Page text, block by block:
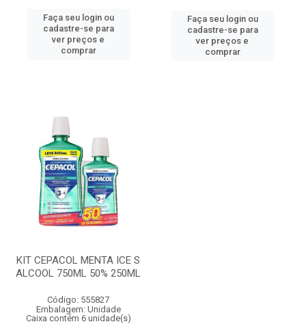
Faça seu login ou
cadastre-se para
ver preços e
comprar
Faça seu login ou
cadastre-se para
ver preços e
comprar
KIT CEPACOL MENTA ICE S
ALCOOL 750ML 50% 250ML
Código: 555827
Embalagem: Unidade
Caixa contém 6 unidade(s)